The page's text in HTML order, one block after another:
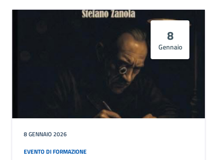
8
Gennaio
8 GENNAIO 2026
EVENTO DI FORMAZIONE